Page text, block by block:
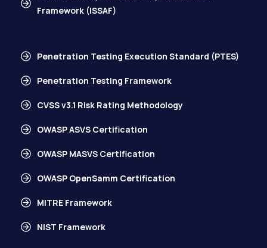
Framework (ISSAF)
Penetration Testing Execution Standard (PTES)
Penetration Testing Framework
CVSS v3.1 Risk Rating Methodology
OWASP ASVS Certification
OWASP MASVS Certification
OWASP OpenSamm Certification
MITRE Framework
NIST Framework